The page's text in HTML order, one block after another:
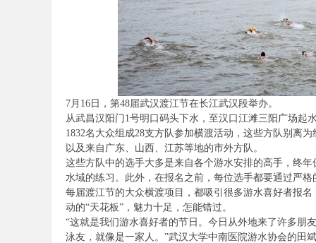
7月16日，第48届武汉渡江节在长江武汉段举办。
从武昌汉阳门1号明口码头下水，至汉口江滩三阳广场起
1832名大众组成28支方队参加横渡活动，这些方队别离
以及来自广东、山西、江苏等地的市外方队。
这些方队中的选手大多是来自各个游水安排的高手，终
水域的练习。此外，在报名之前，每位选手都要通过严
每届渡江节的大众横渡项目，都吸引很多游水喜好者报
动的“天花板”，魅力十足，怎能错过。
“这就是我们游水喜好者的节日。今日从外地来了许多朋
泳友，就像是一家人。”武汉大学中南医院游水协会的田